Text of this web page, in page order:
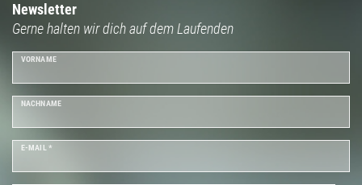
Newsletter
Gerne halten wir dich auf dem Laufenden
VORNAME
NACHNAME
E-MAIL *